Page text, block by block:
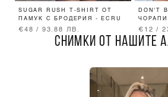
SUGAR RUSH T-SHIRT ОТ
ПАМУК С БРОДЕРИЯ - ECRU
€48 / 93.88 ЛВ.
DON'T
ЧОРАПИ
€12 /
СНИМКИ ОТ НАШИТЕ